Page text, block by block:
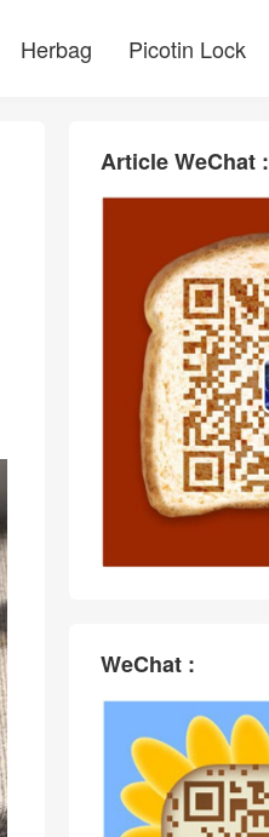
Herbag Picotin Lock
Article WeChat :
WeChat :